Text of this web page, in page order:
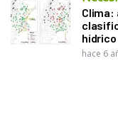
Clima:
hídrico
hace 6